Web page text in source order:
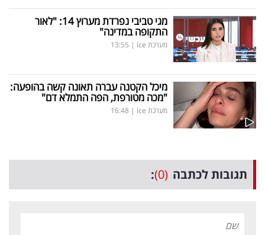
מגי טביבי נפרדת מערוץ 14: "לאור
התקופה במדינה"
מערכת ice |
13:55
מיכל הקטנה עברה תאונה קשה בהופעה:
"מכה מטורפת, הפה התמלא דם"
מערכת ice |
16:48
תגובות לכתבה (0)
: